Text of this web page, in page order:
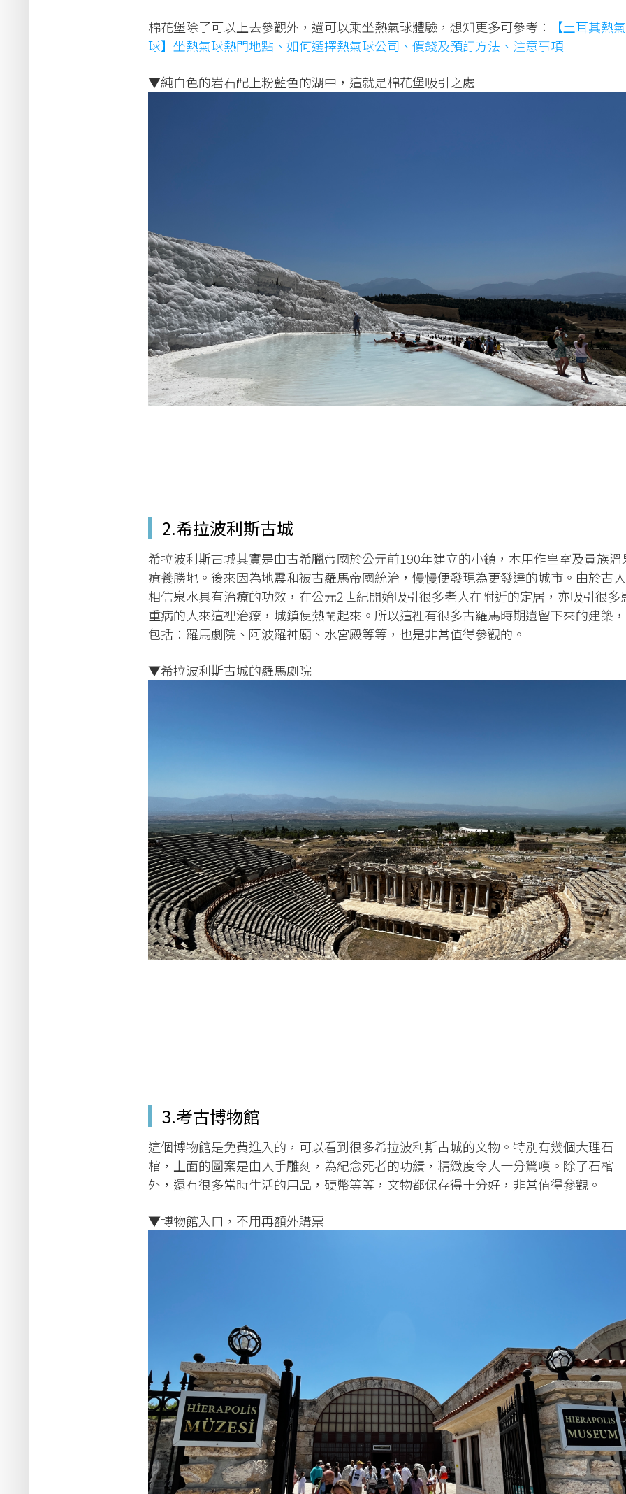
棉花堡除了可以上去參觀外，還可以乘坐熱氣球體驗，想知更多可參考：
【土耳其熱氣
球】坐熱氣球熱門地點、如何選擇熱氣球公司、價錢及預訂方法、注意事項
▼純白色的岩石配上粉藍色的湖中，這就是棉花堡吸引之處
2.希拉波利斯古城
希拉波利斯古城其實是由古希臘帝國於公元前190年建立的小鎮，本用作皇室及貴族溫
療養勝地。後來因為地震和被古羅馬帝國統治，慢慢便發現為更發達的城市。由於古人
相信泉水具有治療的功效，在公元2世紀開始吸引很多老人在附近的定居，亦吸引很多
重病的人來這裡治療，城鎮便熱鬧起來。所以這裡有很多古羅馬時期遺留下來的建築，
包括：羅馬劇院、阿波羅神廟、水宮殿等等，也是非常值得參觀的。
▼希拉波利斯古城的羅馬劇院
3.考古博物館
這個博物館是免費進入的，可以看到很多希拉波利斯古城的文物。特別有幾個大理石
棺，上面的圖案是由人手雕刻，為紀念死者的功績，精緻度令人十分驚嘆。除了石棺
外，還有很多當時生活的用品，硬幣等等，文物都保存得十分好，非常值得參觀。
▼博物館入口，不用再額外購票